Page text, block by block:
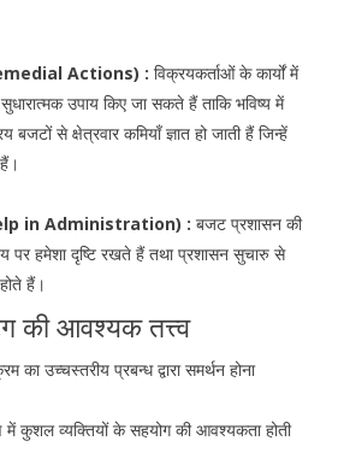
Actions) : विक्रयकर्ताओं के कार्यों में
सुधारात्मक उपाय किए जा सकते हैं ताकि भविष्य में
बजटों से क्षेत्रवार कमियाँ ज्ञात हो जाती हैं जिन्हें
in Administration) : बजट प्रशासन की
पर हमेशा दृष्टि रखते हैं तथा प्रशासन सुचारु से
हैं।
की आवश्यक तत्त्व
का उच्चस्तरीय प्रबन्ध द्वारा समर्थन होना
में कुशल व्यक्तियों के सहयोग की आवश्यकता होती